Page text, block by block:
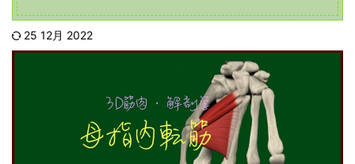
25 12月 2022